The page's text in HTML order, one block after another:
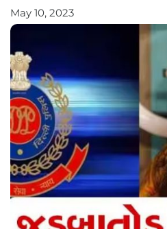
May 10, 2023